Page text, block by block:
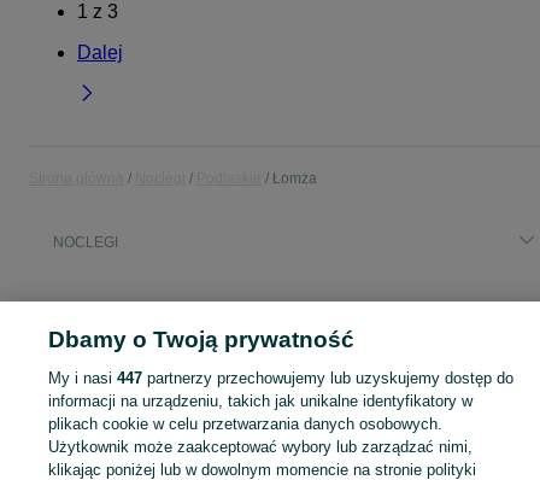
1 z 3
Dalej
Łomża
NOCLEGI
łomża nocleg
Zobacz
Dbamy o Twoją prywatność
My i nasi 447partnerzy przechowujemy lub uzyskujemy dostęp do
informacji na urządzeniu, takich jak unikalne identyfikatory w
plikach cookie w celu przetwarzania danych osobowych.
Użytkownik może zaakceptować wybory lub zarządzać nimi,
klikając poniżej lub w dowolnym momencie na stronie polityki